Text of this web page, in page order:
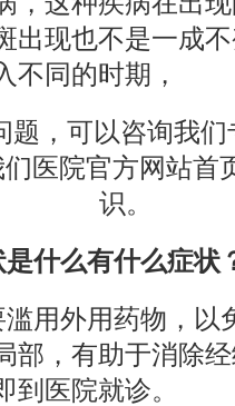
出现也不是一成
不同的时期，
题，可以咨询我们
医院官方网站首
识。
什么有什么症状
用外用药物，以
部，有助于消除
到医院就诊。